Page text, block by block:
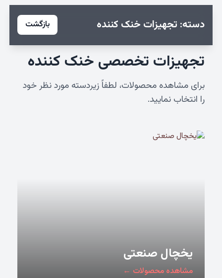
دسته: تجهیزات خنک کننده بازگشت
تجهیزات تخصصی خنک کننده
برای مشاهده محصولات، لطفاً زیردسته مورد نظر خود
را انتخاب نمایید.
یخچال صنعتی
مشاهده محصولات ←